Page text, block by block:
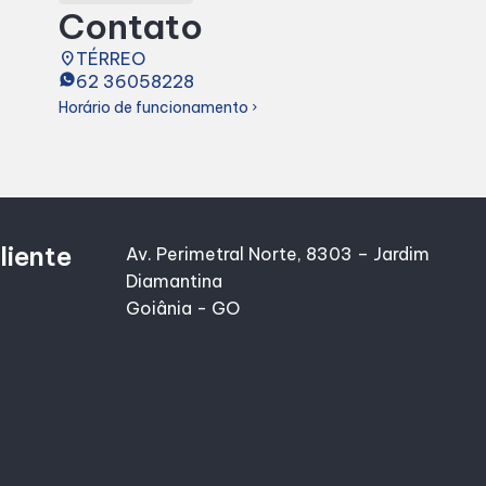
Contato
placeTÉRREO
62 36058228
Horário de funcionamento chevron_right
Av. Perimetral Norte, 8303 – Jardim
Diamantina
Goiânia - GO